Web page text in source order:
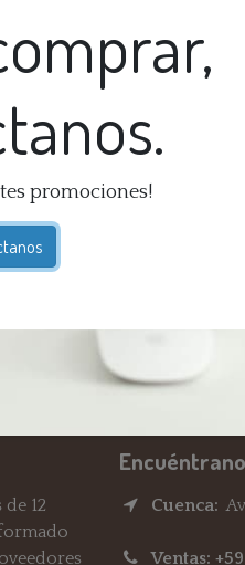
promociones!
12
Cuenca:
Ventas: